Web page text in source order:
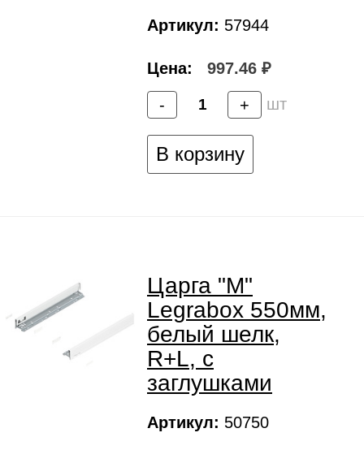
Артикул: 57944
Цена: 997.46 ₽
- + шт
В корзину
Царга "M"
Legrabox 550мм,
белый шелк,
R+L, с
заглушками
Артикул: 50750